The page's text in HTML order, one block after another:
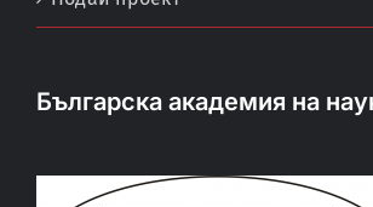
Българска академия на